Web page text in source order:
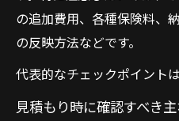
の追加費用、各種保険料、
の反映方法などです。
代表的なチェックポイント
見積もり時に確認すべき